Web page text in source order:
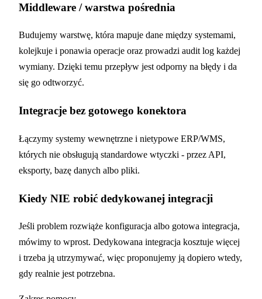
Middleware / warstwa pośrednia
Budujemy warstwę, która mapuje dane między systemami,
kolejkuje i ponawia operacje oraz prowadzi audit log każdej
wymiany. Dzięki temu przepływ jest odporny na błędy i da
się go odtworzyć.
Integracje bez gotowego konektora
Łączymy systemy wewnętrzne i nietypowe ERP/WMS,
których nie obsługują standardowe wtyczki - przez API,
eksporty, bazę danych albo pliki.
Kiedy NIE robić dedykowanej integracji
Jeśli problem rozwiąże konfiguracja albo gotowa integracja,
mówimy to wprost. Dedykowana integracja kosztuje więcej
i trzeba ją utrzymywać, więc proponujemy ją dopiero wtedy,
gdy realnie jest potrzebna.